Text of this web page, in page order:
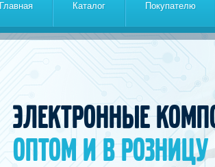
Главная Каталог Покупателю
Электронные
оптом и в розницу